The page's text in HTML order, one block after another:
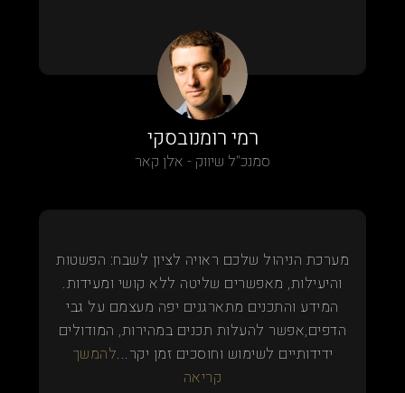
רמי רומנובסקי
סמנכ"ל שיווק - אלן קאר
מערכת הניהול שלכם ראויה לציון לשבח: הפשטות
והיעילות, מאפשרים שליטה ללא קושי ומעידות.
המידע והתכנים מתארגנים יפה מעצמם על גבי
הדפים,אפשר להעלות תכנים במהירות, המודולים
ידידותיים לשימוש וחוסכים זמן יקר...להמשך
קריאה